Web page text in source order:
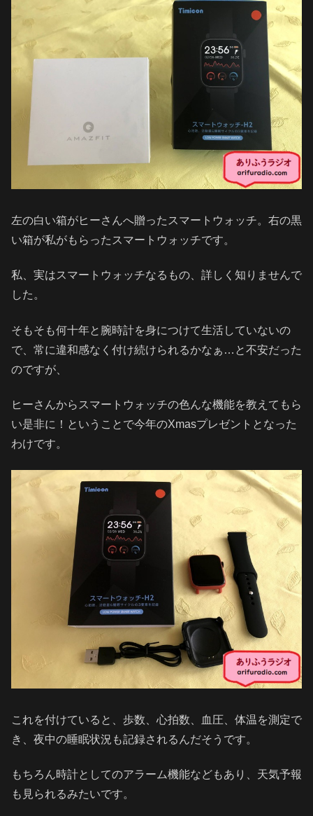
左の白い箱がヒーさんへ贈ったスマートウォッチ。右の黒
い箱が私がもらったスマートウォッチです。
私、実はスマートウォッチなるもの、詳しく知りませんで
した。
そもそも何十年と腕時計を身につけて生活していないの
で、常に違和感なく付け続けられるかなぁ…と不安だった
のですが、
ヒーさんからスマートウォッチの色んな機能を教えてもら
い是非に！ということで今年のXmasプレゼントとなった
わけです。
これを付けていると、歩数、心拍数、血圧、体温を測定で
き、夜中の睡眠状況も記録されるんだそうです。
もちろん時計としてのアラーム機能などもあり、天気予報
も見られるみたいです。